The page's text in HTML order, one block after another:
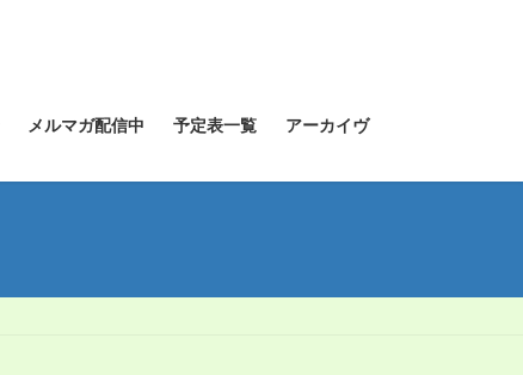
メルマガ配信中 予定表一覧 アーカイヴ